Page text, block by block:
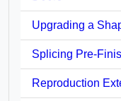
Upgrading a
Splicing Pre-
Reproduction